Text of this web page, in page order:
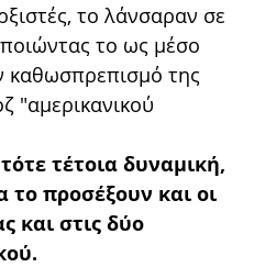
το λάνσαραν σε
το ως μέσο
καθωσπρεπισμό της
"αμερικανικού
τέτοια δυναμική,
προσέξουν και οι
και στις δύο